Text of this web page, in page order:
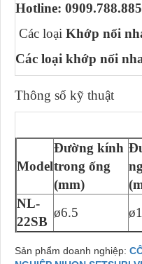
Hotline: 0909.788.885
Các loại Khớp nối
Các loại khớp nối
Thông số kỹ thuật
Model
Đường kính
trong ống
(mm)
NL-
22SB
ø6.5
Sản phẩm doanh nghiệp: